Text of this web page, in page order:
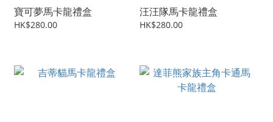
寶可夢馬卡龍禮盒
HK$280.00
汪汪隊馬卡龍禮盒
HK$280.00